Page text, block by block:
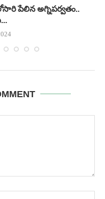
పేలిన అగ్నిపర్వతం..